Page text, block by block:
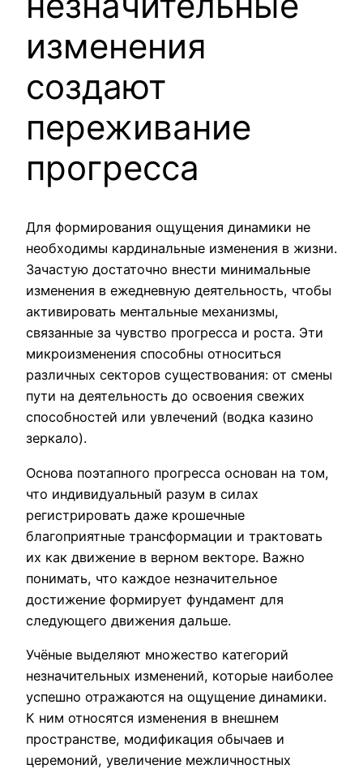
изменения
создают
переживание
прогресса
Для формирования ощущения динамики не
необходимы кардинальные изменения в жизни.
Зачастую достаточно внести минимальные
изменения в ежедневную деятельность, чтобы
активировать ментальные механизмы,
связанные за чувство прогресса и роста. Эти
микроизменения способны относиться
различных секторов существования: от смены
пути на деятельность до освоения свежих
способностей или увлечений (водка казино
зеркало).
Основа поэтапного прогресса основан на том,
что индивидуальный разум в силах
регистрировать даже крошечные
благоприятные трансформации и трактовать
их как движение в верном векторе. Важно
понимать, что каждое незначительное
достижение формирует фундамент для
следующего движения дальше.
Учёные выделяют множество категорий
незначительных изменений, которые наиболее
успешно отражаются на ощущение динамики.
К ним относятся изменения в внешнем
пространстве, модификация обычаев и
церемоний, увеличение межличностных